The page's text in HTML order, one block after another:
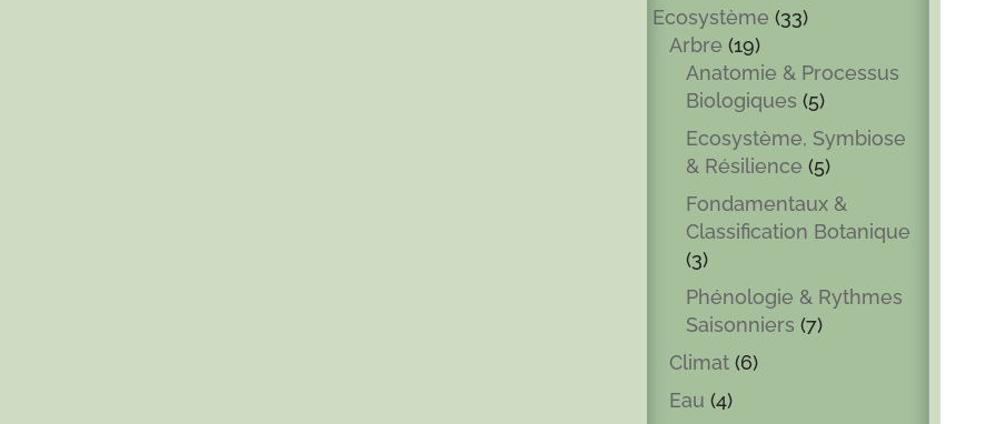
Ecosystème (33)
Arbre (19)
Anatomie & Processus
Biologiques (5)
Ecosystème, Symbiose
& Résilience (5)
Fondamentaux &
Classification Botanique
(3)
Phénologie & Rythmes
Saisonniers (7)
Climat(6)
Eau (4)